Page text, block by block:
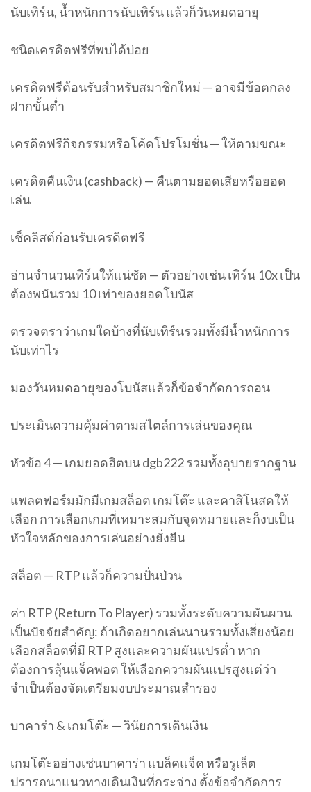
นับเทิร์น, น้ำหนักการนับเทิร์น แล้วก็วันหมดอายุ
ชนิดเครดิตฟรีที่พบได้บ่อย
เครดิตฟรีต้อนรับสำหรับสมาชิกใหม่ — อาจมีข้อตกลง
ฝากขั้นต่ำ
เครดิตฟรีกิจกรรมหรือโค้ดโปรโมชั่น — ให้ตามขณะ
เครดิตคืนเงิน (cashback) — คืนตามยอดเสียหรือยอด
เล่น
เช็คลิสต์ก่อนรับเครดิตฟรี
อ่านจำนวนเทิร์นให้แน่ชัด — ตัวอย่างเช่น เทิร์น 10x เป็น
ต้องพนันรวม 10 เท่าของยอดโบนัส
ตรวจตราว่าเกมใดบ้างที่นับเทิร์นรวมทั้งมีน้ำหนักการ
นับเท่าไร
มองวันหมดอายุของโบนัสแล้วก็ข้อจำกัดการถอน
ประเมินความคุ้มค่าตามสไตล์การเล่นของคุณ
หัวข้อ 4 — เกมยอดฮิตบน dgb222 รวมทั้งอุบายรากฐาน
แพลตฟอร์มมักมีเกมสล็อต เกมโต๊ะ และคาสิโนสดให้
เลือก การเลือกเกมที่เหมาะสมกับจุดหมายและก็งบเป็น
หัวใจหลักของการเล่นอย่างยั่งยืน
สล็อต — RTP แล้วก็ความปั่นป่วน
ค่า RTP (Return To Player) รวมทั้งระดับความผันผวน
เป็นปัจจัยสำคัญ: ถ้าเกิดอยากเล่นนานรวมทั้งเสี่ยงน้อย
เลือกสล็อตที่มี RTP สูงและความผันแปรต่ำ หาก
ต้องการลุ้นแจ็คพอต ให้เลือกความผันแปรสูงแต่ว่า
จำเป็นต้องจัดเตรียมงบประมาณสำรอง
บาคาร่า & เกมโต๊ะ — วินัยการเดินเงิน
เกมโต๊ะอย่างเช่นบาคาร่า แบล็คแจ็ค หรือรูเล็ต
ปรารถนาแนวทางเดินเงินที่กระจ่าง ตั้งข้อจำกัดการ